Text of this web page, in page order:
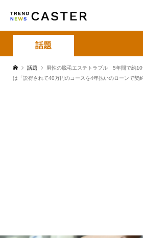
話題
話題
男性の脱毛エステトラブル 5年間で約
は「説得されて40万円のコースを4年払いのローンで契